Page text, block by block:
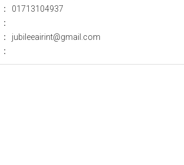
:
01713104937
:
:
jubileeairint@gmail.com
: